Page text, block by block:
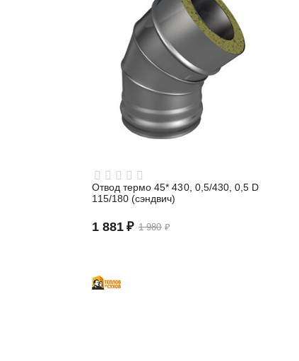
Отвод термо 45* 430, 0,5/430, 0,5 D
115/180 (сэндвич)
1 980 ₽
1 881 ₽